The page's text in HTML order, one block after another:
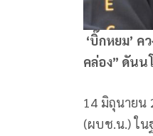
‘บิ๊กหยม’
คล่อง” ดันน
14 มิถุนายน
(ผบช.น.) ใน